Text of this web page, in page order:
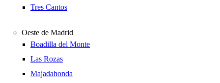
Tres Cantos
Oeste de Madrid
Boadilla del Monte
Las Rozas
Majadahonda